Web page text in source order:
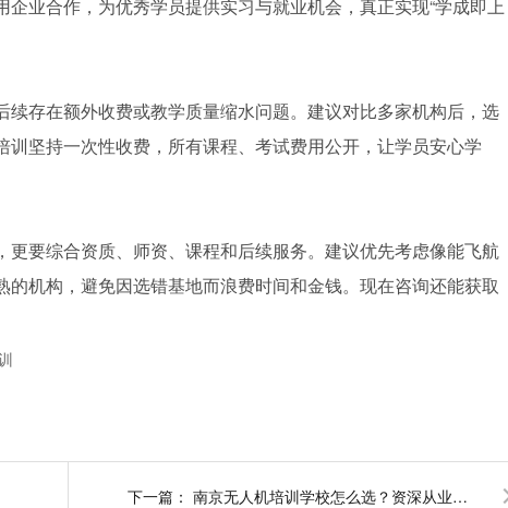
业合作，为优秀学员提供实习与就业机会，真正实现“学成即上
存在额外收费或教学质量缩水问题。建议对比多家机构后，选
坚持一次性收费，所有课程、考试费用公开，让学员安心学
要综合资质、师资、课程和后续服务。建议优先考虑像能飞航
机构，避免因选错基地而浪费时间和金钱。现在咨询还能获取
下一篇： 南京无人机培训学校怎么选？资深从业者教你避坑指南